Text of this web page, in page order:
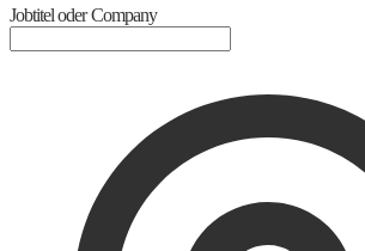
Jobtitel oder Company